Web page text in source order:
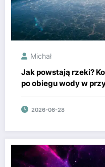
Michał
Jak powstają rzeki?
po obiegu wody w
2026-06-28